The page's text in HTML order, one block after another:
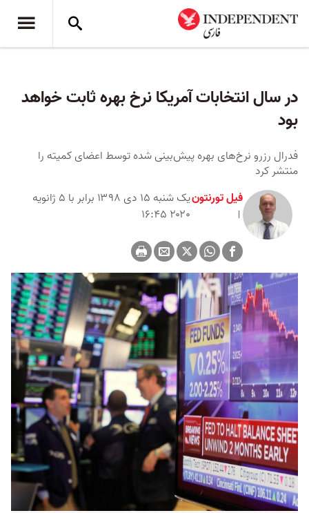
در سال انتخابات آمریکا نرخ بهره ثابت خواهد
بود
فدرال رزرو نرخ‌های بهره پیش‌بینی شده توسط اعضای کمیته را
منتشر کرد
فیل تورنتون
یک شنبه ۱۵ دی ۱۳۹۸ برابر با ۵ ژانویه
۲۰۲۰ ۱۶:۴۵